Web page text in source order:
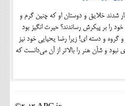
شدند خلایق و دوستان او که چنین گرم و
را بر پیکرش رساندند؟ حیرت انگیز بود
و دسته ای! زیرا رضا یحیایی خود نیز
و شأن هنر را بالاتر از آن می‌دانست که